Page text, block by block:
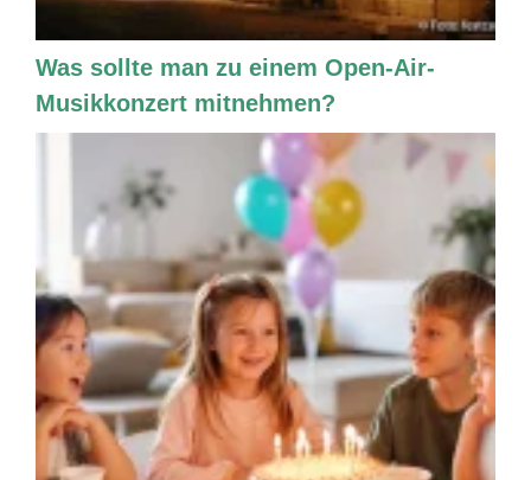
Was sollte man zu einem Open-Air-
Musikkonzert mitnehmen?